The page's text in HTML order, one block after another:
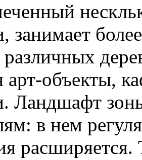
занимает
арт-объекты,
Ландшафт
в нем
расширяется.